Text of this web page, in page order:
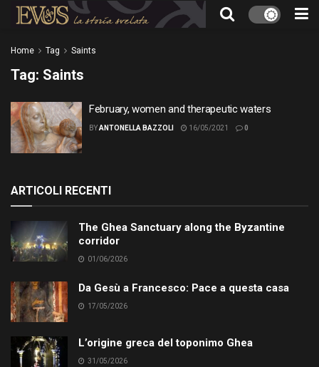
Home Tag Saints
Tag: Saints
February, women and therapeutic waters
BYANTONELLA BAZZOLI 16/05/2021 0
ARTICOLI RECENTI
The Ghea Sanctuary along the Byzantine
corridor
01/06/2026
Da Gesù a Francesco: Pace a questa casa
17/05/2026
L’origine greca del toponimo Ghea
31/05/2026